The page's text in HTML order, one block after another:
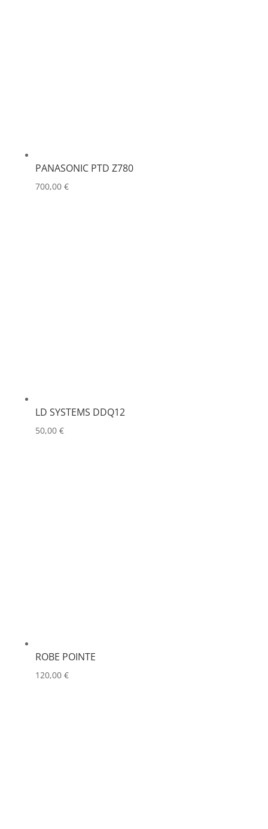
PANASONIC PTD Z780
700,00 €
LD SYSTEMS DDQ12
50,00 €
ROBE POINTE
120,00 €